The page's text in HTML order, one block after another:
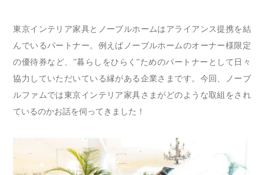
東京インテリア家具とノーブルホームはアライアンス提携を結
んでいるパートナー。例えばノーブルホームのオーナー様限定
の優待券など、”暮らしをひらく”ためのパートナーとして日々
協力していただいている縁がある企業さまです。今回、ノーブ
ルファムでは東京インテリア家具さまがどのような取組をされ
ているのかお話を伺ってきました！